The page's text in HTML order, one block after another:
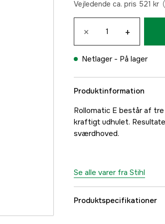
Vejledende ca. pris 521 kr
× +
Netlager - På lager
Produktinformation
Rollomatic E består af
kraftigt udhulet.
sværdhoved.
Se alle varer fra Stihl
Produktspecifikationer